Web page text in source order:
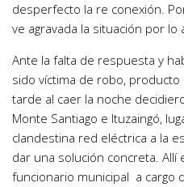
desperfecto la re conexión.
ve agravada la situación por
Ante la falta de respuesta y
sido víctima de robo,
tarde al caer la noche
Monte Santiago e Ituzaingó,
clandestina red eléctrica a la
dar una solución concreta. Allí
funcionario municipal a cargo